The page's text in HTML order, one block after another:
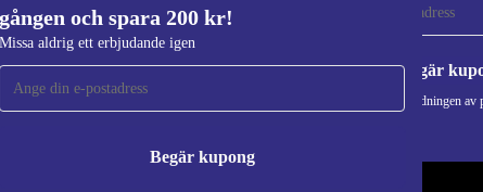
gången och spara 200 kr!
Missa aldrig ett erbjudande igen
Begär kupong
vårt nyhetsbrev för första
200 kr!
erbjudande igen.
Begär
Information om användningen